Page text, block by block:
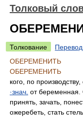
Толковый
Толкование
Перевод
ОБЕРЕМЕНИТЬ
ОБЕРЕМЕНИТЬ
кого, по
·знач. от беременная.
принять, зачать,
ожеребеть, стать